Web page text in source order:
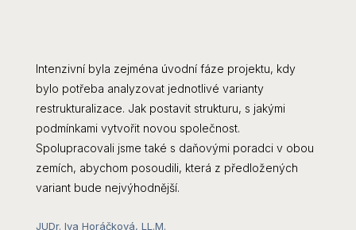
Intenzivní byla zejména úvodní fáze projektu, kdy
bylo potřeba analyzovat jednotlivé varianty
restrukturalizace. Jak postavit strukturu, s jakými
podmínkami vytvořit novou společnost.
Spolupracovali jsme také s daňovými poradci v obou
zemích, abychom posoudili, která z předložených
variant bude nejvýhodnější.
JUDr. Iva Horáčková, LL.M.